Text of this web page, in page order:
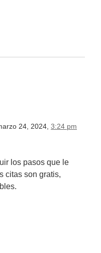
24, 2024, 3:24 pm
los pasos que le
citas son gratis,